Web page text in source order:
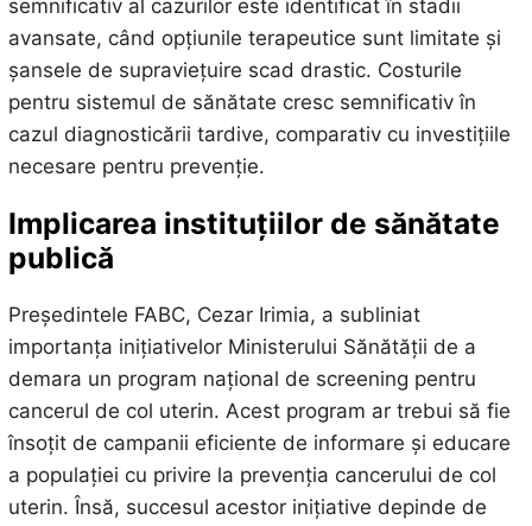
semnificativ al cazurilor este identificat în stadii
avansate, când opțiunile terapeutice sunt limitate și
șansele de supraviețuire scad drastic. Costurile
pentru sistemul de sănătate cresc semnificativ în
cazul diagnosticării tardive, comparativ cu investițiile
necesare pentru prevenție.
Implicarea instituțiilor de sănătate
publică
Președintele FABC, Cezar Irimia, a subliniat
importanța inițiativelor Ministerului Sănătății de a
demara un program național de screening pentru
cancerul de col uterin. Acest program ar trebui să fie
însoțit de campanii eficiente de informare și educare
a populației cu privire la prevenția cancerului de col
uterin. Însă, succesul acestor inițiative depinde de